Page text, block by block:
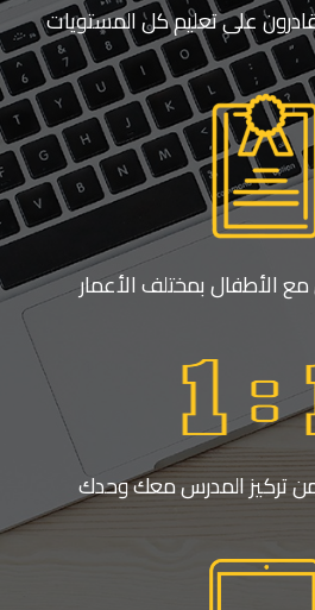
على تعليم كل المستويات
الأطفال بمختلف الأعمار
تركيز المدرس معك وحدك